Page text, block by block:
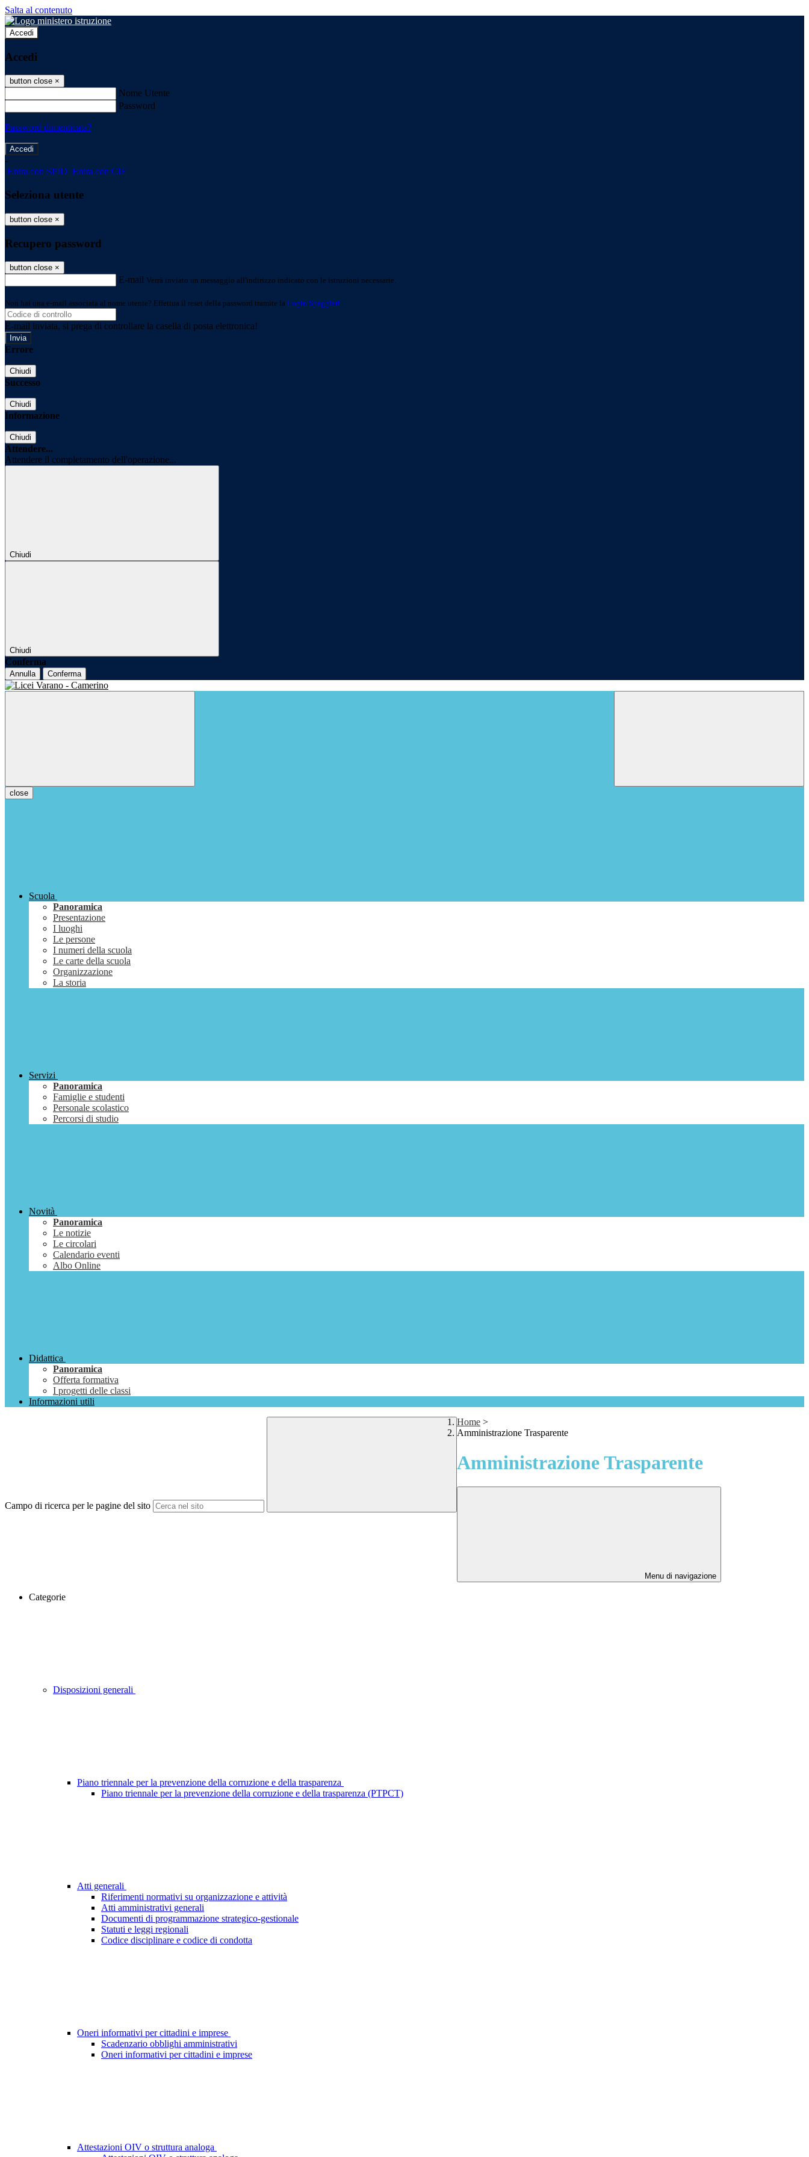
Salta al contenuto
Accedi
Accedi
button close ×
Nome Utente
Password
Password dimenticata?
-
Entra con SPID Entra con CIE
Seleziona utente
button close ×
Recupero password
button close ×
E-mail Verrà inviato un messaggio all'indirizzo indicato con le istruzioni necessarie.
Non hai una e-mail associata al nome utente? Effettua il reset della password tramite la Login Spaggiari
E-mail inviata, si prega di controllare la casella di posta elettronica!
Errore
Chiudi
Successo
Chiudi
Informazione
Chiudi
Attendere...
Attendere il completamento dell'operazione...
Chiudi
Chiudi
Conferma
Annulla Conferma
close
Scuola
Panoramica
Presentazione
I luoghi
Le persone
I numeri della scuola
Le carte della scuola
Organizzazione
La storia
Servizi
Panoramica
Famiglie e studenti
Personale scolastico
Percorsi di studio
Novità
Panoramica
Le notizie
Le circolari
Calendario eventi
Albo Online
Didattica
Panoramica
Offerta formativa
I progetti delle classi
Informazioni utili
Campo di ricerca per le pagine del sito
Home >
Amministrazione Trasparente
Amministrazione Trasparente
Menu di navigazione
Categorie
Disposizioni generali
Piano triennale per la prevenzione della corruzione e della trasparenza
Piano triennale per la prevenzione della corruzione e della trasparenza (PTPCT)
Atti generali
Riferimenti normativi su organizzazione e attività
Atti amministrativi generali
Documenti di programmazione strategico-gestionale
Statuti e leggi regionali
Codice disciplinare e codice di condotta
Oneri informativi per cittadini e imprese
Scadenzario obblighi amministrativi
Oneri informativi per cittadini e imprese
Attestazioni OIV o struttura analoga